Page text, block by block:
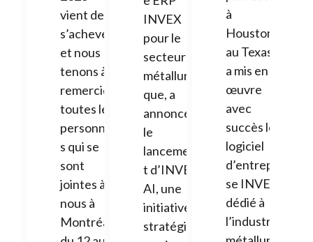
vient de
s’achever,
et nous
tenons à
remercier
toutes les
personne
s qui se
sont
jointes à
nous à
Montréal
INVEX
pour le
secteur
métallurgi
que, a
annoncé
le
lancemen
t d’INVEX
AI, une
initiative
stratégiq
à
Houston,
au Texas,
a mis en
œuvre
avec
succès le
logiciel
d’entrepri
se INVEX
dédié à
l’industrie